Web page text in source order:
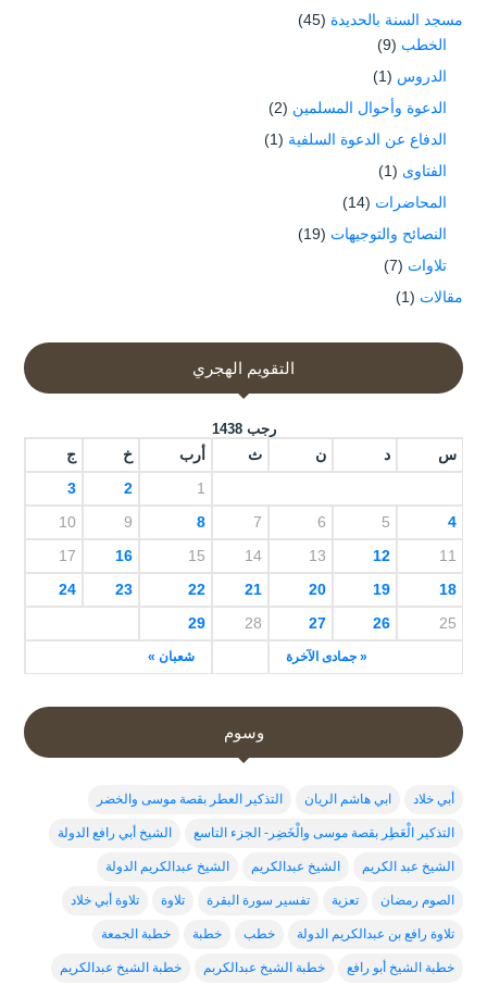
مسجد السنة بالحديدة (45)
الخطب (9)
الدروس (1)
الدعوة وأحوال المسلمين (2)
الدفاع عن الدعوة السلفية (1)
الفتاوى (1)
المحاضرات (14)
النصائح والتوجيهات (19)
تلاوات (7)
مقالات (1)
التقويم الهجري
رجب 1438
س د ن ث أرب خ ج
« جمادى الآخرة شعبان »
1
2
3
4
5
6
7
8
9
10
11
12
13
14
15
16
17
18
19
20
21
22
23
24
25
26
27
28
29
وسوم
أبي خلاد ابي هاشم الريان التذكير العطر بقصة موسى والخضر
التذكير الْعَطِر بقصة موسى والْخَضِر- الجزء التاسع الشيخ أبي رافع الدولة
الشيخ عبد الكريم الشيخ عبدالكريم الشيخ عبدالكريم الدولة
الصوم رمضان تعزية تفسير سورة البقرة تلاوة تلاوة أبي خلاد
تلاوة رافع بن عبدالكريم الدولة خطب خطبة خطبة الجمعة
خطبة الشيخ أبو رافع خطبة الشيخ عبدالكربم خطبة الشيخ عبدالكريم